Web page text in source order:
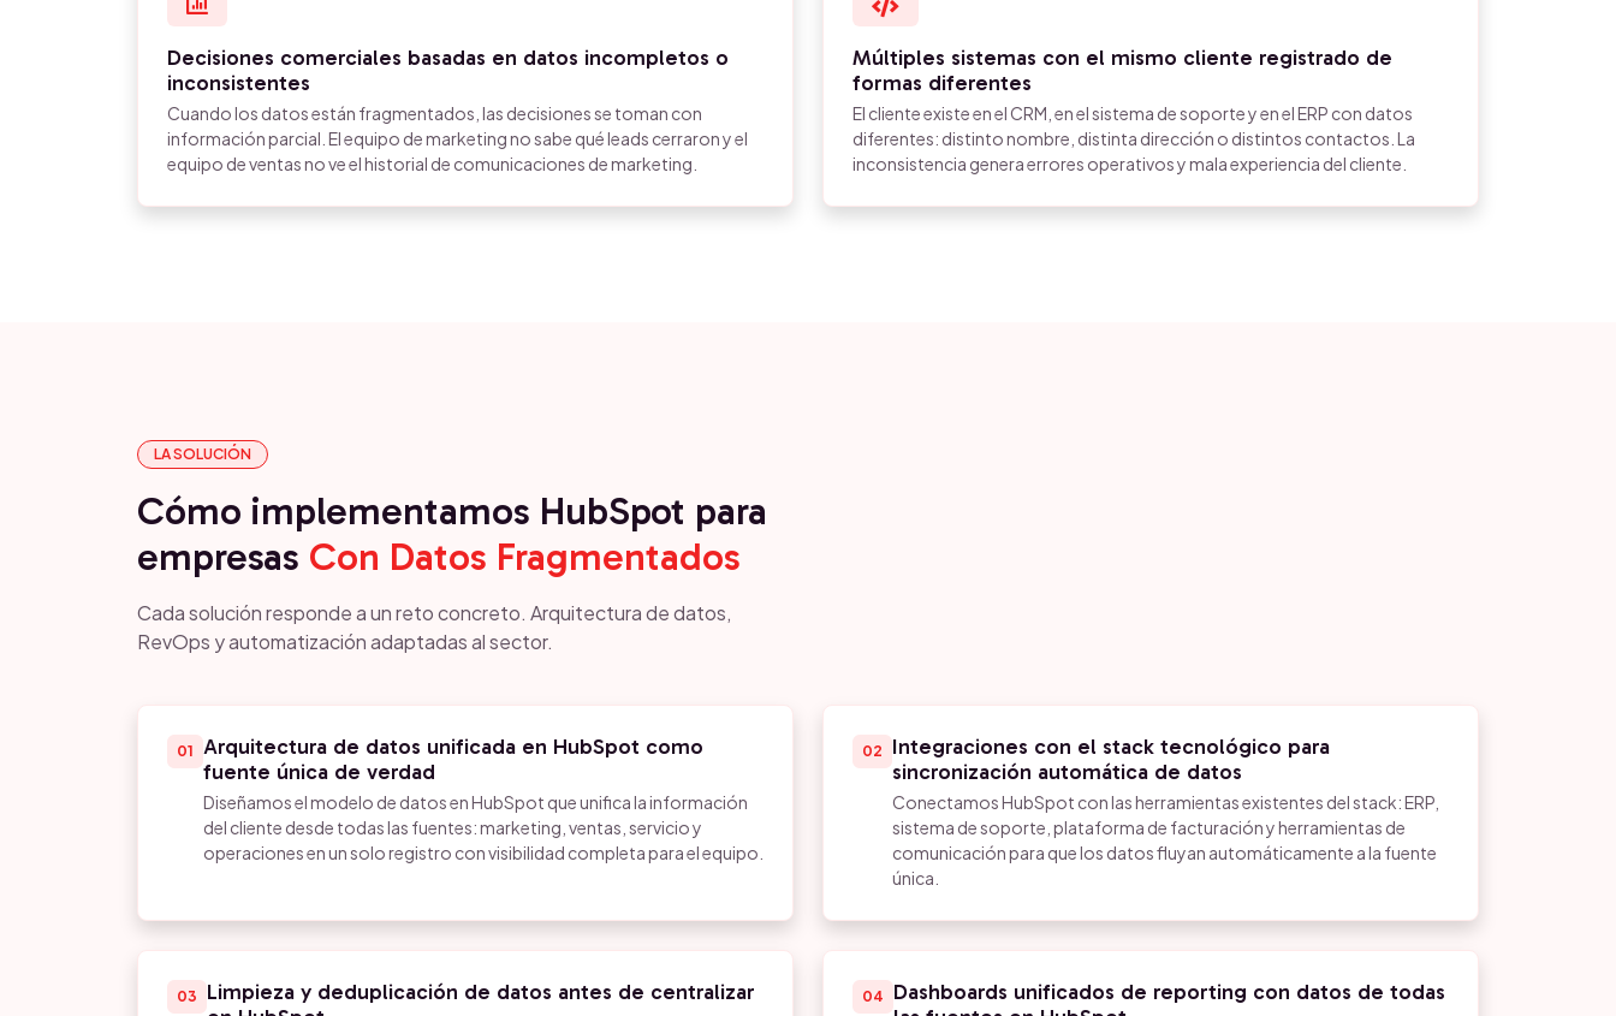
Decisiones comerciales basadas en datos incompletos o
inconsistentes
Cuando los datos están fragmentados, las decisiones se toman con
información parcial. El equipo de marketing no sabe qué leads cerraron y el
equipo de ventas no ve el historial de comunicaciones de marketing.
Múltiples sistemas con el mismo cliente registrado de
formas diferentes
El cliente existe en el CRM, en el sistema de soporte y en el ERP con datos
diferentes: distinto nombre, distinta dirección o distintos contactos. La
inconsistencia genera errores operativos y mala experiencia del cliente.
LA SOLUCIÓN
Cómo implementamos HubSpot para
empresas Con Datos Fragmentados
Cada solución responde a un reto concreto. Arquitectura de datos,
RevOps y automatización adaptadas al sector.
01 Arquitectura de datos unificada en HubSpot como
fuente única de verdad
Diseñamos el modelo de datos en HubSpot que unifica la información
del cliente desde todas las fuentes: marketing, ventas, servicio y
operaciones en un solo registro con visibilidad completa para el equipo.
02
Integraciones con el stack tecnológico para
sincronización automática de datos
Conectamos HubSpot con las herramientas existentes del stack: ERP,
sistema de soporte, plataforma de facturación y herramientas de
comunicación para que los datos fluyan automáticamente a la fuente
única.
03
Limpieza y deduplicación de datos antes de centralizar
04
Dashboards unificados de reporting con datos de todas